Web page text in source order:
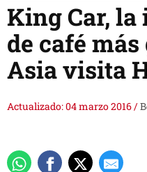
King Car,
de café
Asia visita
Actualizado: 04 marzo 2016/